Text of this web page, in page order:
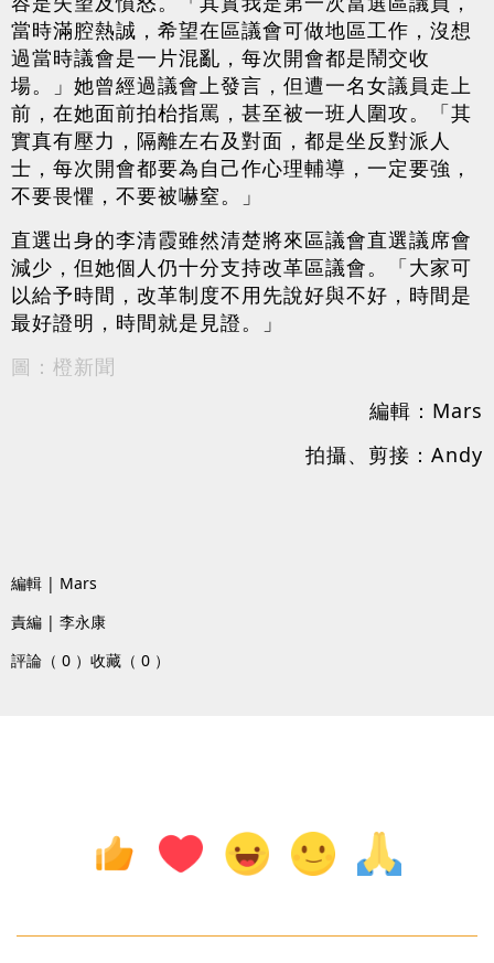
當時滿腔熱誠，希望在區議會可做地區工作，沒想
過當時議會是一片混亂，每次開會都是鬧交收
場。」她曾經過議會上發言，但遭一名女議員走上
前，在她面前拍枱指罵，甚至被一班人圍攻。「其
實真有壓力，隔離左右及對面，都是坐反對派人
士，每次開會都要為自己作心理輔導，一定要強，
不要畏懼，不要被嚇窒。」
直選出身的李清霞雖然清楚將來區議會直選議席會
減少，但她個人仍十分支持改革區議會。「大家可
以給予時間，改革制度不用先說好與不好，時間是
最好證明，時間就是見證。」
圖：橙新聞
編輯：Mars
拍攝、剪接：Andy
編輯 | Mars
責編 | 李永康
評論（ 0 ） 收藏（ 0 ）